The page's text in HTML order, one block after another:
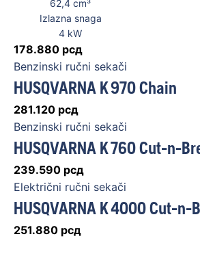
62,4 cm³
Izlazna snaga
4 kW
178.880 рсд
Benzinski ručni sekači
HUSQVARNA K 970 Chain
281.120 рсд
Benzinski ručni sekači
HUSQVARNA K 760 Cut-n-
239.590 рсд
Električni ručni sekači
HUSQVARNA K 4000 Cut-n-
251.880 рсд